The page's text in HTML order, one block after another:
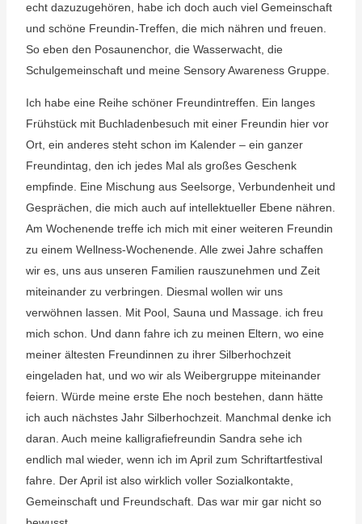
echt dazuzugehören, habe ich doch auch viel Gemeinschaft
und schöne Freundin-Treffen, die mich nähren und freuen.
So eben den Posaunenchor, die Wasserwacht, die
Schulgemeinschaft und meine Sensory Awareness Gruppe.
Ich habe eine Reihe schöner Freundintreffen. Ein langes
Frühstück mit Buchladenbesuch mit einer Freundin hier vor
Ort, ein anderes steht schon im Kalender – ein ganzer
Freundintag, den ich jedes Mal als großes Geschenk
empfinde. Eine Mischung aus Seelsorge, Verbundenheit und
Gesprächen, die mich auch auf intellektueller Ebene nähren.
Am Wochenende treffe ich mich mit einer weiteren Freundin
zu einem Wellness-Wochenende. Alle zwei Jahre schaffen
wir es, uns aus unseren Familien rauszunehmen und Zeit
miteinander zu verbringen. Diesmal wollen wir uns
verwöhnen lassen. Mit Pool, Sauna und Massage. ich freu
mich schon. Und dann fahre ich zu meinen Eltern, wo eine
meiner ältesten Freundinnen zu ihrer Silberhochzeit
eingeladen hat, und wo wir als Weibergruppe miteinander
feiern. Würde meine erste Ehe noch bestehen, dann hätte
ich auch nächstes Jahr Silberhochzeit. Manchmal denke ich
daran. Auch meine kalligrafiefreundin Sandra sehe ich
endlich mal wieder, wenn ich im April zum Schriftartfestival
fahre. Der April ist also wirklich voller Sozialkontakte,
Gemeinschaft und Freundschaft. Das war mir gar nicht so